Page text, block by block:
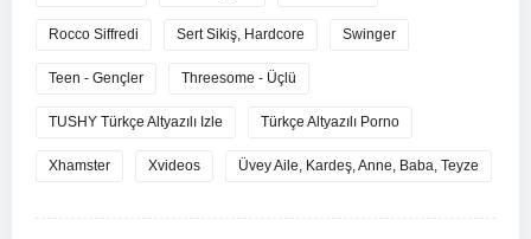
Rocco Siffredi Sert Sikiş, Hardcore Swinger
Teen - Gençler Threesome - Üçlü
TUSHY Türkçe Altyazılı Izle Türkçe Altyazılı Porno
Xhamster Xvideos Üvey Aile, Kardeş, Anne, Baba, Teyze